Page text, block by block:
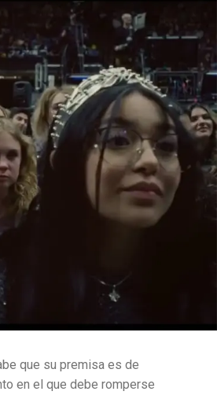
que su premisa es de
en el que debe romperse